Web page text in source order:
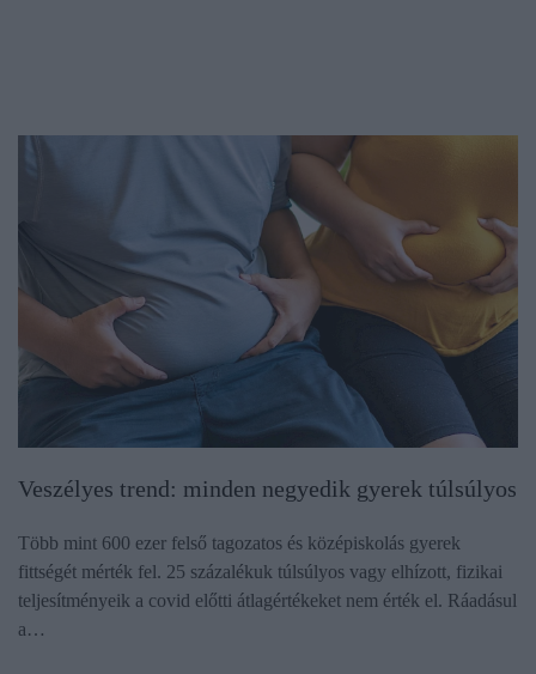
Veszélyes trend: minden negyedik gyerek túlsúlyos
Több mint 600 ezer felső tagozatos és középiskolás gyerek
fittségét mérték fel. 25 százalékuk túlsúlyos vagy elhízott, fizikai
teljesítményeik a covid előtti átlagértékeket nem érték el. Ráadásul
a…